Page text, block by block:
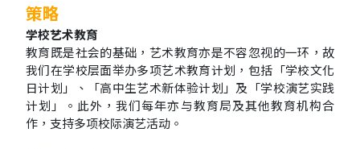
策略
学校艺术教育
教育既是社会的基础，艺术教育亦是不容忽视的一环，故
我们在学校层面举办多项艺术教育计划，包括「学校文化
日计划」、「高中生艺术新体验计划」及「学校演艺实践
计划」。此外，我们每年亦与教育局及其他教育机构合
作，支持多项校际演艺活动。